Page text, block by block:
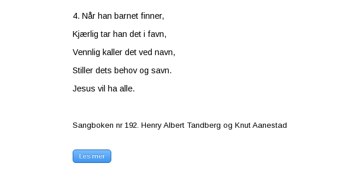
4. Når han barnet finner,
Kjærlig tar han det i favn,
Vennlig kaller det ved navn,
Stiller dets behov og savn.
Jesus vil ha alle.
Sangboken nr 192. Henry Albert Tandberg og Knut Aanestad
Les mer